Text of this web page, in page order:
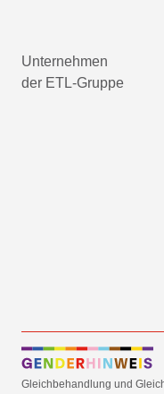
Unternehmen
der ETL-Gruppe
Gleichbehandlung und